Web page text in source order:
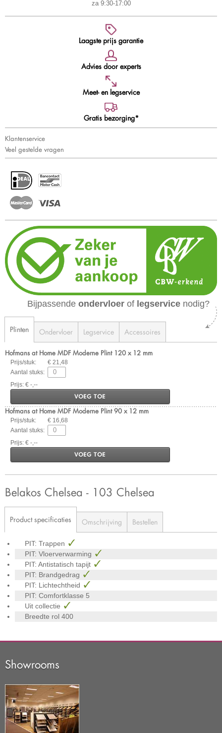
za 9:30-17:00
Laagste prijs garantie
Advies door experts
Meet- en legservice
Gratis bezorging*
Klantenservice
Veel gestelde vragen
Bijpassende ondervloer of legservice nodig?
Plinten Ondervloer Legservice Accessoires
Hofmans at Home MDF Moderne Plint 120 x 12 mm
Prijs/stuk:
€ 21,48
Aantal stuks:
Prijs: € -,--
VOEG TOE
Hofmans at Home MDF Moderne Plint 90 x 12 mm
Prijs/stuk:
€ 16,68
Aantal stuks:
Prijs: € -,--
VOEG TOE
Belakos Chelsea - 103 Chelsea
Product specificaties Omschrijving Bestellen
PIT: Trappen
PIT: Vloerverwarming
PIT: Antistatisch tapijt
PIT: Brandgedrag
PIT: Lichtechtheid
PIT: Comfortklasse 5
Uit collectie
Breedte rol 400
Showrooms